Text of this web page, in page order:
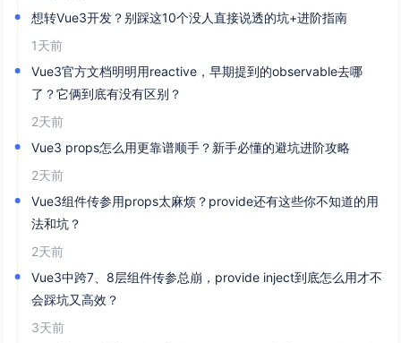
想转Vue3开发？别踩这10个没人直接说透的坑+进阶指南
1天前
Vue3官方文档明明用reactive，早期提到的observable去哪
了？它俩到底有没有区别？
2天前
Vue3 props怎么用更靠谱顺手？新手必懂的避坑进阶攻略
2天前
Vue3组件传参用props太麻烦？provide还有这些你不知道的用
法和坑？
2天前
Vue3中跨7、8层组件传参总崩，provide inject到底怎么用才不
会踩坑又高效？
3天前